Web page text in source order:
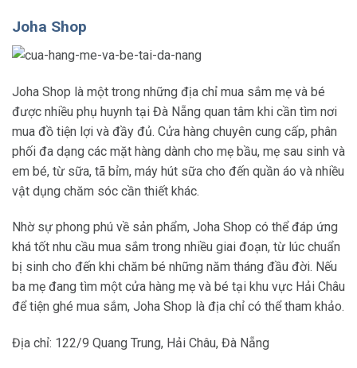
Joha Shop
Joha Shop là một trong những địa chỉ mua sắm mẹ và bé
được nhiều phụ huynh tại Đà Nẵng quan tâm khi cần tìm nơi
mua đồ tiện lợi và đầy đủ. Cửa hàng chuyên cung cấp, phân
phối đa dạng các mặt hàng dành cho mẹ bầu, mẹ sau sinh và
em bé, từ sữa, tã bỉm, máy hút sữa cho đến quần áo và nhiều
vật dụng chăm sóc cần thiết khác.
Nhờ sự phong phú về sản phẩm, Joha Shop có thể đáp ứng
khá tốt nhu cầu mua sắm trong nhiều giai đoạn, từ lúc chuẩn
bị sinh cho đến khi chăm bé những năm tháng đầu đời. Nếu
ba mẹ đang tìm một cửa hàng mẹ và bé tại khu vực Hải Châu
để tiện ghé mua sắm, Joha Shop là địa chỉ có thể tham khảo.
Địa chỉ: 122/9 Quang Trung, Hải Châu, Đà Nẵng